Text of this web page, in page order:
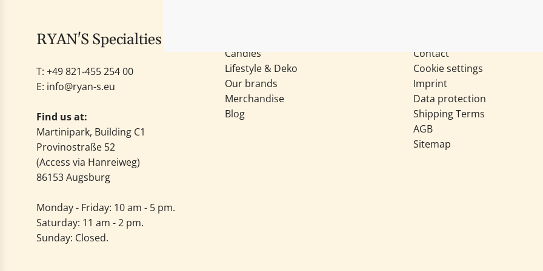
RYAN'S Specialties
T: +49821-455 254 00
E: info@ryan-s.eu
Find us at:
Martinipark, Building C1
Provinostraße 52
(Access via Hanreiweg)
86153 Augsburg
Monday - Friday: 10 am - 5 pm.
Saturday: 11 am - 2 pm.
Sunday: Closed.
Candles
Lifestyle & Deko
Our brands
Merchandise
Blog
Contact
Cookie settings
Imprint
Data protection
Shipping Terms
AGB
Sitemap